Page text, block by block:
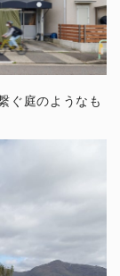
ぐ庭のようなも